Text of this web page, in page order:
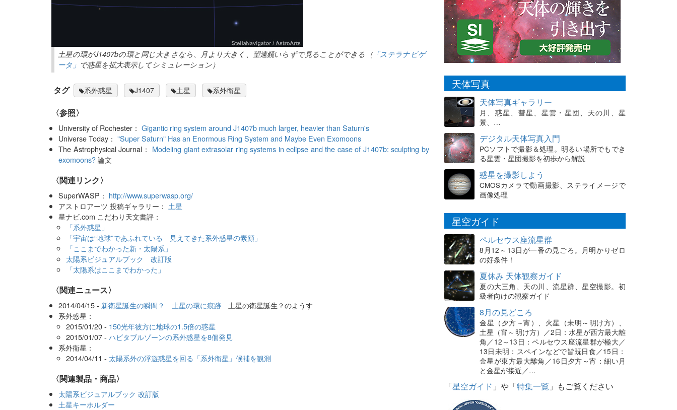
土星の環がJ1407bの環と同じ大きさなら、月より大きく、望遠鏡いらずで見ることができる（「ステラナビゲ
ータ」 で惑星を拡大表示してシミュレーション）
タグ 系外惑星 J1407 土星 系外衛星
〈参照〉
University of Rochester：Gigantic ring system around J1407b much larger, heavier than Saturn's
Universe Today："Super Saturn" Has an Enormous Ring System and Maybe Even Exomoons
The Astrophysical Journal： Modeling giant extrasolar ring systems in eclipse and the case of J1407b: sculpting by
exomoons?論文
〈関連リンク〉
SuperWASP： http://www.superwasp.org/
アストロアーツ 投稿ギャラリー： 土星
星ナビ.com こだわり天文書評：
「系外惑星」
「宇宙は“地球”であふれている 見えてきた系外惑星の素顔」
「ここまでわかった新・太陽系」
太陽系ビジュアルブック 改訂版
「太陽系はここまでわかった」
〈関連ニュース〉
2014/04/15 - 新衛星誕生の瞬間？ 土星の環に痕跡 土星の衛星誕生？のようす
系外惑星：
2015/01/20 - 150光年彼方に地球の1.5倍の惑星
2015/01/07 - ハビタブルゾーンの系外惑星を8個発見
系外衛星：
2014/04/11 - 太陽系外の浮遊惑星を回る「系外衛星」候補を観測
〈関連製品・商品〉
太陽系ビジュアルブック 改訂版
土星キーホルダー
天体写真
天体写真ギャラリー
月、惑星、彗星、星雲・星団、天の川、星
景、…
デジタル天体写真入門
PCソフトで撮影＆処理。明るい場所でもでき
る星雲・星団撮影を初歩から解説
惑星を撮影しよう
CMOSカメラで動画撮影、ステライメージで
画像処理
星空ガイド
ペルセウス座流星群
8月12～13日が一番の見ごろ。月明かりゼロ
の好条件！
夏休み 天体観察ガイド
夏の大三角、天の川、流星群、星空撮影。初
級者向けの観察ガイド
8月の見どころ
金星（夕方～宵）、火星（未明～明け方）、
土星（宵～明け方）／2日：水星が西方最大離
角／12～13日：ペルセウス座流星群が極大／
13日未明：スペインなどで皆既日食／15日：
金星が東方最大離角／16日夕方～宵：細い月
と金星が接近／…
「星空ガイド 」や「特集一覧 」もご覧ください